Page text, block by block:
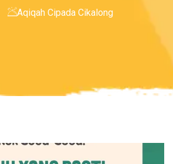
Aqiqah Cipada Cikalong